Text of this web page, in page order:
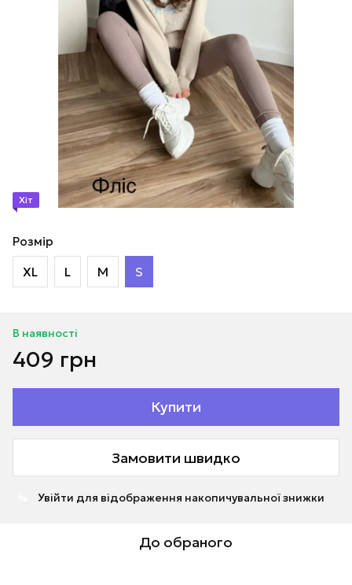
Хіт
Розмір
XL L M S
В наявності
409 грн
Купити
Замовити швидко
Увійти для відображення накопичувальної знижки
До обраного